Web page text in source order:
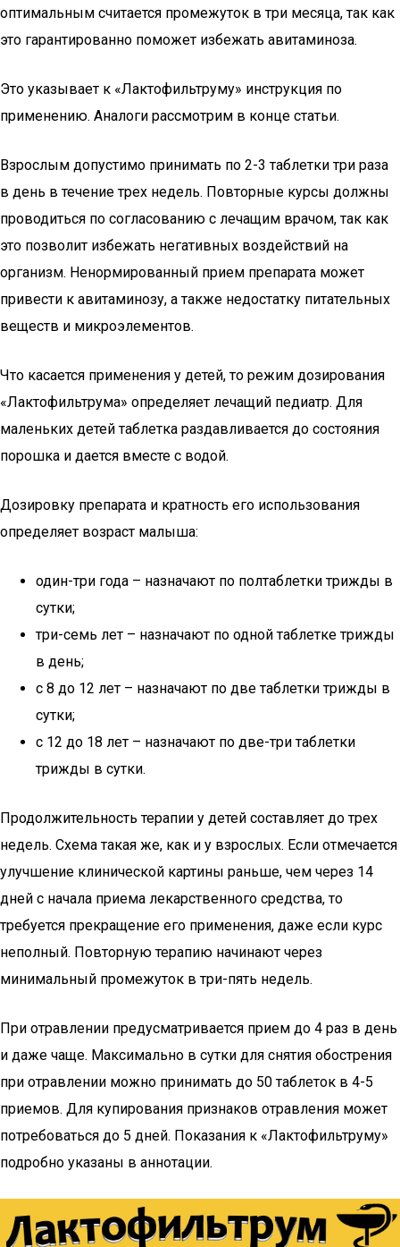
оптимальным считается промежуток в три месяца, так как
это гарантированно поможет избежать авитаминоза.
Это указывает к «Лактофильтруму» инструкция по
применению. Аналоги рассмотрим в конце статьи.
Взрослым допустимо принимать по 2-3 таблетки три раза
в день в течение трех недель. Повторные курсы должны
проводиться по согласованию с лечащим врачом, так как
это позволит избежать негативных воздействий на
организм. Ненормированный прием препарата может
привести к авитаминозу, а также недостатку питательных
веществ и микроэлементов.
Что касается применения у детей, то режим дозирования
«Лактофильтрума» определяет лечащий педиатр. Для
маленьких детей таблетка раздавливается до состояния
порошка и дается вместе с водой.
Дозировку препарата и кратность его использования
определяет возраст малыша:
один-три года – назначают по полтаблетки трижды в
сутки;
три-семь лет – назначают по одной таблетке трижды
в день;
с 8 до 12 лет – назначают по две таблетки трижды в
сутки;
с 12 до 18 лет – назначают по две-три таблетки
трижды в сутки.
Продолжительность терапии у детей составляет до трех
недель. Схема такая же, как и у взрослых. Если отмечается
улучшение клинической картины раньше, чем через 14
дней с начала приема лекарственного средства, то
требуется прекращение его применения, даже если курс
неполный. Повторную терапию начинают через
минимальный промежуток в три-пять недель.
При отравлении предусматривается прием до 4 раз в день
и даже чаще. Максимально в сутки для снятия обострения
при отравлении можно принимать до 50 таблеток в 4-5
приемов. Для купирования признаков отравления может
потребоваться до 5 дней. Показания к «Лактофильтруму»
подробно указаны в аннотации.